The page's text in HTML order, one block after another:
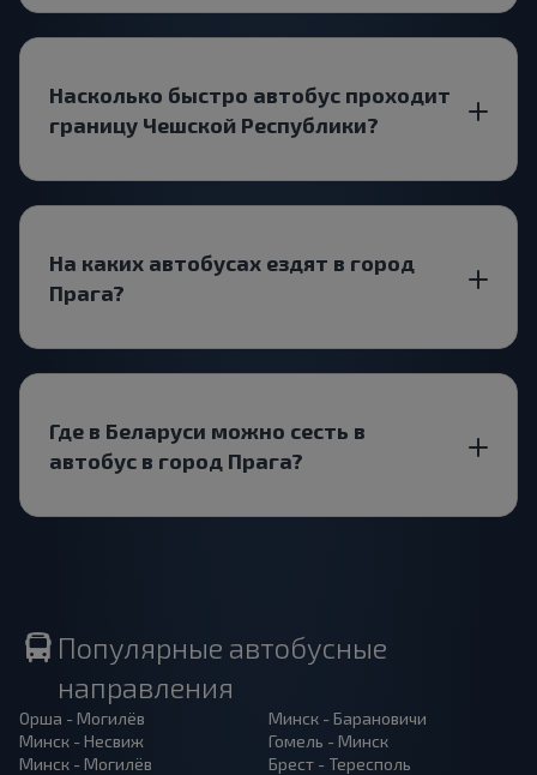
Насколько быстро автобус проходит
границу Чешской Республики?
На каких автобусах ездят в город
Прага?
Где в Беларуси можно сесть в
автобус в город Прага?
Популярные автобусные
направления
Орша - Могилёв
Минск - Несвиж
Минск - Могилёв
Минск - Барановичи
Гомель - Минск
Брест - Тересполь